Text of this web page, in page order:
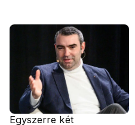
Egyszerre két